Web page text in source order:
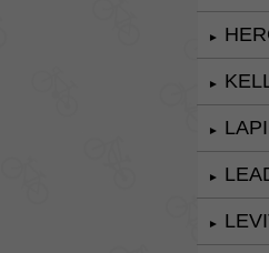
►
►
►
►
►